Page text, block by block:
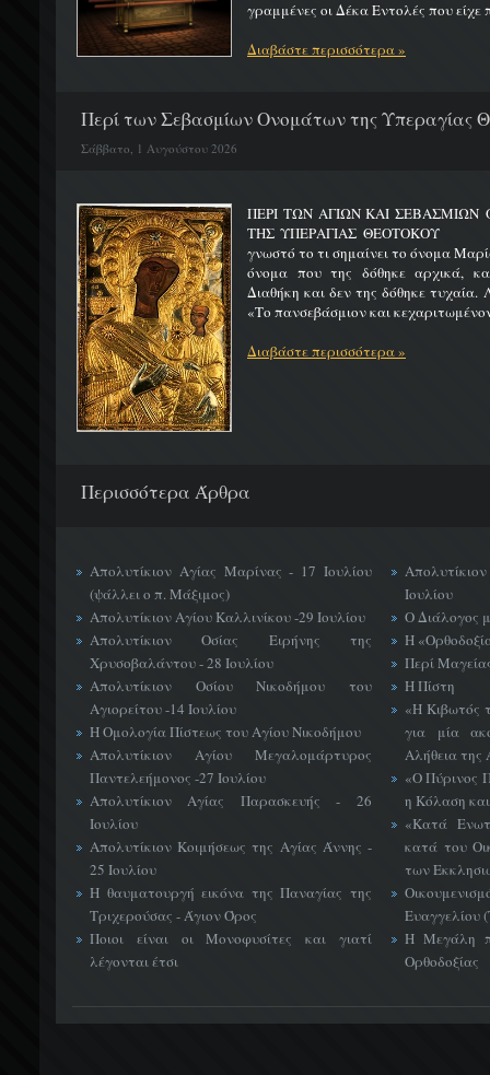
γραμμένες οι Δέκα Εντολές που είχε
Διαβάστε περισσότερα »
Περί των Σεβασμίων Ονομάτων της Υπεραγίας
Σάββατο, 1 Αυγούστου 2026
ΠΕΡΙ ΤΩΝ ΑΓΙΩΝ ΚΑΙ
ΤΗΣ ΥΠΕΡΑΓΙΑΣ ΘΕΟΤΟΚΟΥ
γνωστό το τι σημαίνει το όνομα
όνομα που της δόθηκε αρχικά,
Διαθήκη και δεν της δόθηκε τυχαία.
«Το πανσεβάσμιον και
Διαβάστε περισσότερα »
Περισσότερα Άρθρα
Απολυτίκιον Αγίας Μαρίνας - 17 Ιουλίου
(ψάλλει ο π. Μάξιμος)
Απολυτίκιον Αγίου Καλλινίκου -29 Ιουλίου
Απολυτίκιον Οσίας Ειρήνης της
Χρυσοβαλάντου - 28 Ιουλίου
Απολυτίκιον Οσίου Νικοδήμου του
Αγιορείτου -14 Ιουλίου
Η Ομολογία Πίστεως του Αγίου Νικοδήμου
Απολυτίκιον Αγίου Μεγαλομάρτυρος
Παντελεήμονος -27 Ιουλίου
Απολυτίκιον Αγίας Παρασκευής - 26
Ιουλίου
Απολυτίκιον Κοιμήσεως της Αγίας Άννης -
25 Ιουλίου
Η θαυματουργή εικόνα της Παναγίας της
Τριχερούσας - Άγιον Όρος
Ποιοι είναι οι Μονοφυσίτες και γιατί
λέγονται έτσι
Ιουλίου
Ο Διάλογος
Η
Περί
Η Πίστη
«H Κιβωτός
για μία
Αλήθεια της
«Ο Πύρινος
η Κόλαση
«Κατά
κατά του
των
Ευαγγελίου
Η Μεγάλη
Ορθοδοξίας